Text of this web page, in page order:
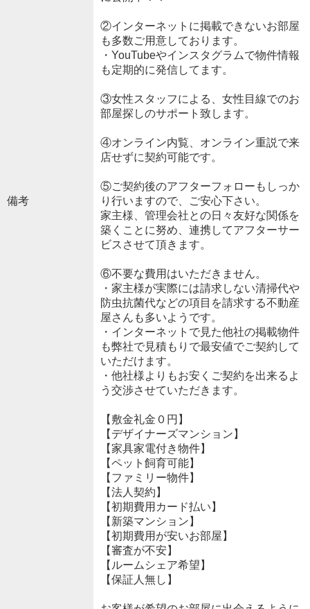
備考
②インターネットに掲載できないお部屋
も多数ご用意しております。
・YouTubeやインスタグラムで物件情報
も定期的に発信してます。
③女性スタッフによる、女性目線でのお
部屋探しのサポート致します。
④オンライン内覧、オンライン重説で来
店せずに契約可能です。
⑤ご契約後のアフターフォローもしっか
り行いますので、ご安心下さい。
家主様、管理会社との日々友好な関係を
築くことに努め、連携してアフターサー
ビスさせて頂きます。
⑥不要な費用はいただきません。
・家主様が実際には請求しない清掃代や
防虫抗菌代などの項目を請求する不動産
屋さんも多いようです。
・インターネットで見た他社の掲載物件
も弊社で見積もりで最安値でご契約して
いただけます。
・他社様よりもお安くご契約を出来るよ
う交渉させていただきます。
【敷金礼金０円】
【デザイナーズマンション】
【家具家電付き物件】
【ペット飼育可能】
【ファミリー物件】
【法人契約】
【初期費用カード払い】
【新築マンション】
【初期費用が安いお部屋】
【審査が不安】
【ルームシェア希望】
【保証人無し】